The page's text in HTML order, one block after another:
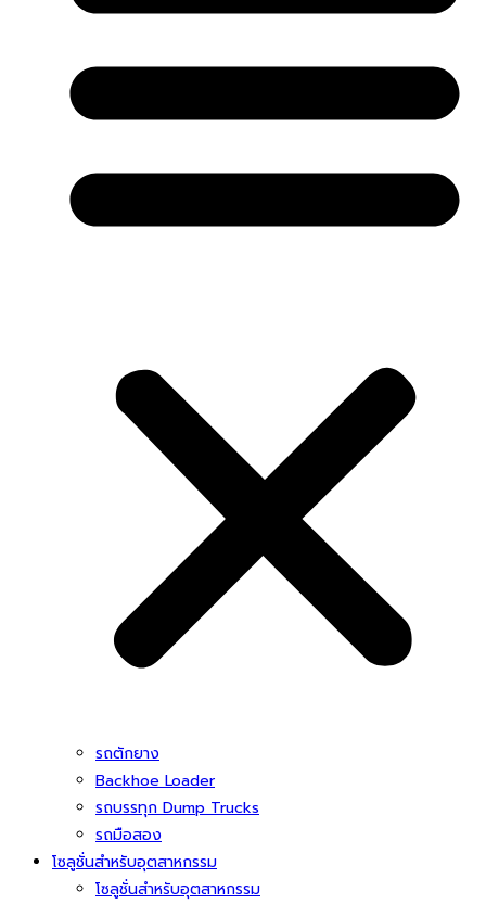
รถตักยาง
Backhoe Loader
รถบรรทุก Dump Trucks
รถมือสอง
โซลูชั่นสําหรับอุตสาหกรรม
โซลูชั่นสําหรับอุตสาหกรรม